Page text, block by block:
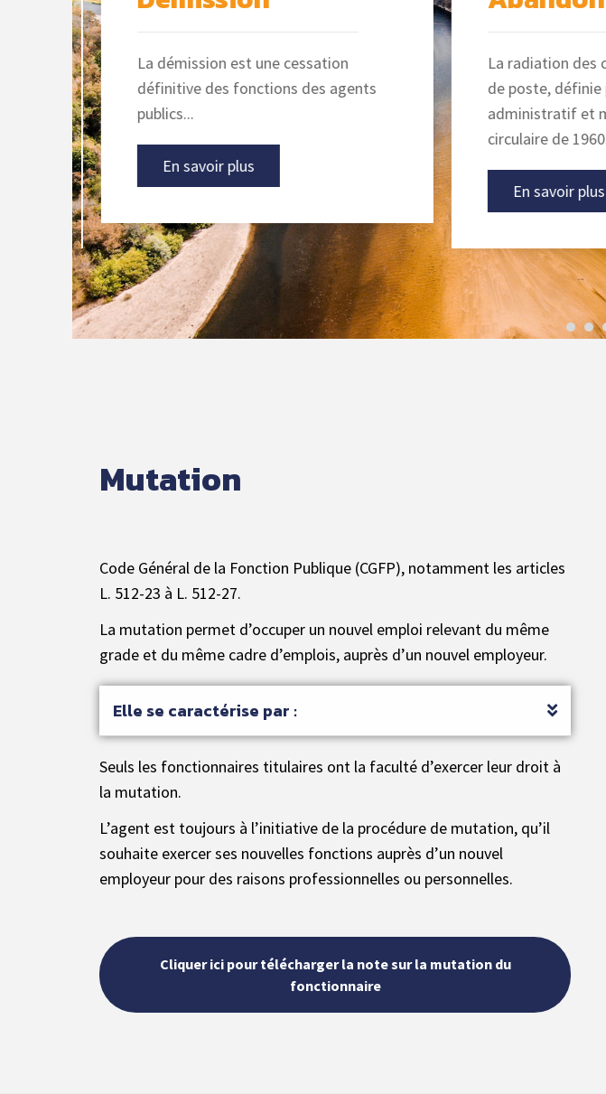
à DAMPIERRE-SOUS-
Réunion de
secrétaires de mairie
à CORVOL
L’ORGUEILLEUX
d’Avancement de
Grade
La démission est une cessation
définitive des fonctions des agents
publics...
En savoir plus
La radiation des
de poste, définie
administratif et
circulaire de 1960...
En savoir plus
Mutation
Code Général de la Fonction Publique (CGFP), notamment les articles
L. 512-23 à L. 512-27.
La mutation permet d’occuper un nouvel emploi relevant du même
grade et du même cadre d’emplois, auprès d’un nouvel employeur.
Elle se caractérise par :
Seuls les fonctionnaires titulaires ont la faculté d’exercer leur droit à
la mutation.
L’agent est toujours à l’initiative de la procédure de mutation, qu’il
souhaite exercer ses nouvelles fonctions auprès d’un nouvel
employeur pour des raisons professionnelles ou personnelles.
Cliquer ici pour télécharger la note sur la mutation du
fonctionnaire